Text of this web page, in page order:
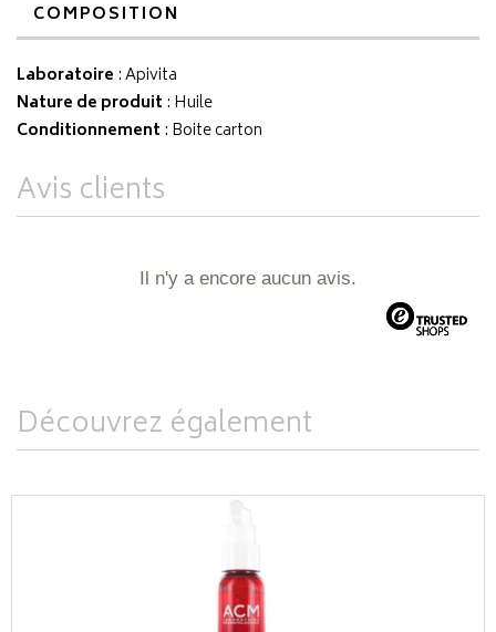
COMPOSITION
Laboratoire :Apivita
Nature de produit : Huile
Conditionnement : Boite carton
Avis clients
Il n'y a encore aucun avis.
Découvrez également